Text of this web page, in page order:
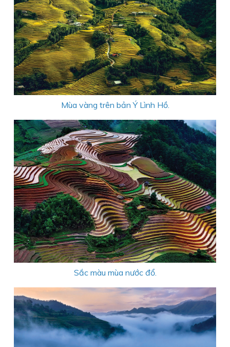
Mùa vàng trên bản Ý Lình Hồ.
Sắc màu mùa nước đổ.